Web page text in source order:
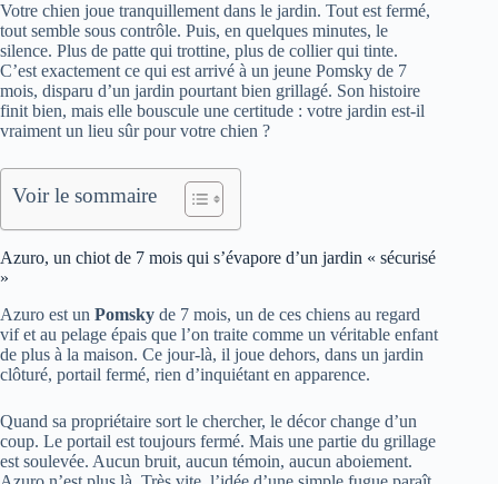
Votre chien joue tranquillement dans le jardin. Tout est fermé,
tout semble sous contrôle. Puis, en quelques minutes, le
silence. Plus de patte qui trottine, plus de collier qui tinte.
C’est exactement ce qui est arrivé à un jeune Pomsky de 7
mois, disparu d’un jardin pourtant bien grillagé. Son histoire
finit bien, mais elle bouscule une certitude : votre jardin est-il
vraiment un lieu sûr pour votre chien ?
Voir le sommaire
Azuro, un chiot de 7 mois qui s’évapore d’un jardin « sécurisé
»
Azuro est un Pomsky de 7 mois, un de ces chiens au regard
vif et au pelage épais que l’on traite comme un véritable enfant
de plus à la maison. Ce jour-là, il joue dehors, dans un jardin
clôturé, portail fermé, rien d’inquiétant en apparence.
Quand sa propriétaire sort le chercher, le décor change d’un
coup. Le portail est toujours fermé. Mais une partie du grillage
est soulevée. Aucun bruit, aucun témoin, aucun aboiement.